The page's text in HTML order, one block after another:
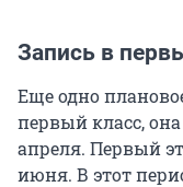
Запись в
Еще одно
первый класс,
апреля. Первый
июня. В этот